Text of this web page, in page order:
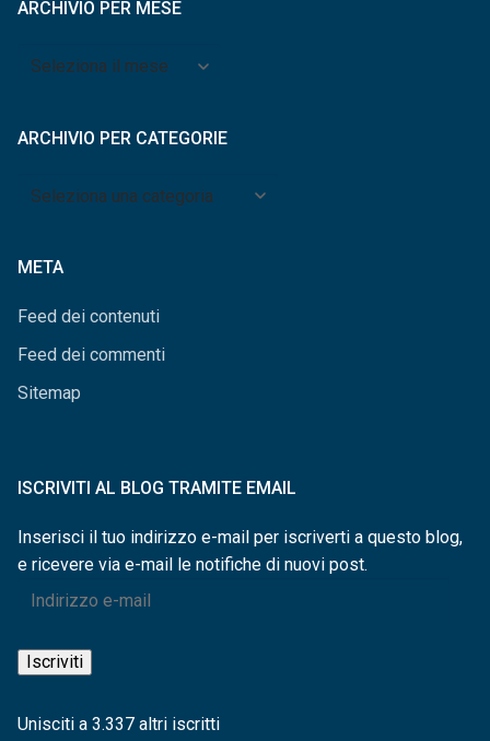
ARCHIVIO PER MESE
Archivio
ARCHIVIO PER CATEGORIE
Archivio
META
Feed dei contenuti
Feed dei commenti
Sitemap
ISCRIVITI AL BLOG TRAMITE EMAIL
Inserisci il tuo indirizzo e-mail per iscriverti a questo blog,
e ricevere via e-mail le notifiche di nuovi post.
Indirizzo
mail
Iscriviti
Unisciti a 3.337 altri iscritti